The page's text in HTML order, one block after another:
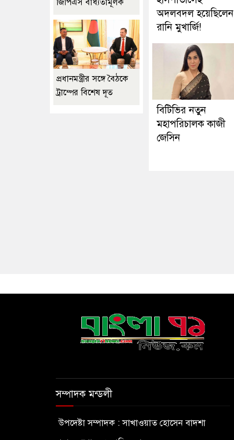
অদলবদল হয়েছিলেন
রানি মুখার্জি!
বিটিভির নতুন
মহাপরিচালক কাজী
জেসিন
জিপিএস বাধ্যতামূলক
প্রধানমন্ত্রীর সঙ্গে বৈঠকে
ট্রাম্পের বিশেষ দূত
সম্পাদক মন্ডলী
উপদেষ্টা সম্পাদক : সাখাওয়াত হোসেন বাদশা